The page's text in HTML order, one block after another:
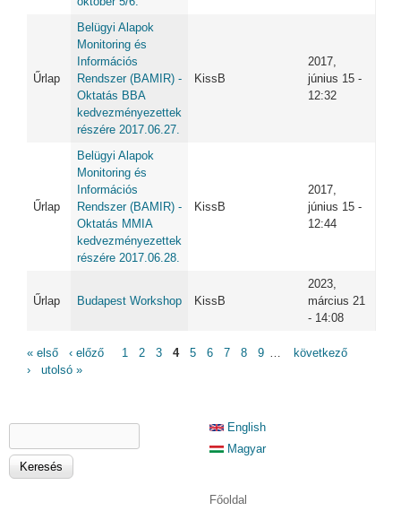
Űrlap
Belügyi Alapok
Monitoring és
Információs
Rendszer (BAMIR) -
Oktatás BBA
kedvezményezettek
részére 2017.06.27.
KissB
2017,
június 15 -
12:32
Űrlap
Belügyi Alapok
Monitoring és
Információs
Rendszer (BAMIR) -
Oktatás MMIA
kedvezményezettek
részére 2017.06.28.
KissB
2017,
június 15 -
12:44
Űrlap Budapest Workshop KissB
2023,
március 21
- 14:08
OLDALAK
« első ‹ előző 1 2 3 4 5 6 7 8 9 …
következő
›
utolsó »
KERESÉS ŰRLAP
English
Magyar
Főoldal